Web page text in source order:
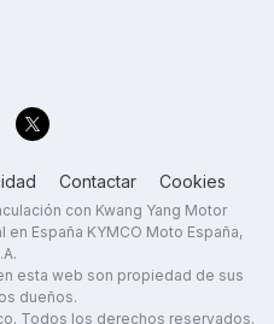
Contactar Cookies
con Kwang Yang Motor
en España KYMCO Moto España,
esta web son propiedad de sus
dueños.
Todos los derechos reservados.